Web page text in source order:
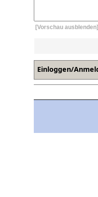
[Vorschau ausblenden]